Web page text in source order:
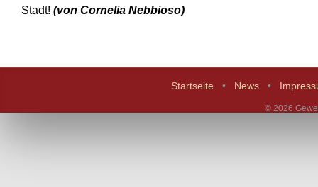
Stadt! (von Cornelia Nebbioso)
Startseite News
© 2026